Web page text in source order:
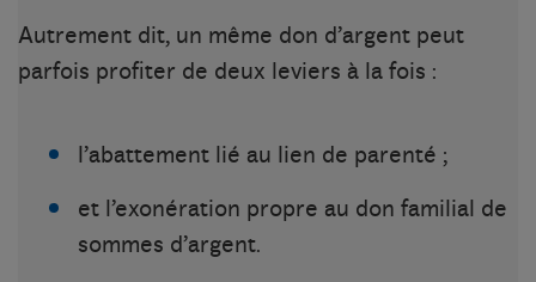
Autrement dit, un même don d’argent peut
parfois profiter de deux leviers à la fois :
l’abattement lié au lien de parenté ;
et l’exonération propre au don familial de
sommes d’argent.